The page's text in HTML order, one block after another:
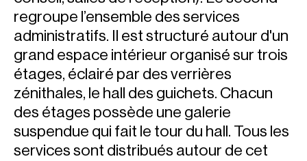
regroupe l’ensemble des services
administratifs. Il est structuré autour d'un
grand espace intérieur organisé sur trois
étages, éclairé par des verrières
zénithales, le hall des guichets. Chacun
des étages possède une galerie
suspendue qui fait le tour du hall. Tous les
services sont distribués autour de cet